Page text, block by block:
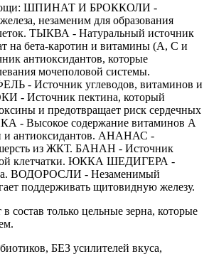
ШПИНАТ И БРОККОЛИ -
незаменим для образования
ТЫКВА - Натуральный источник
на бета-каротин и витамины (A, C и
антиоксидантов, которые
мочеполовой системы.
- Источник углеводов, витаминов и
- Источник пектина, который
и предотвращает риск сердечных
- Высокое содержание витаминов A
и антиоксидантов. АНАНАС -
из ЖКТ. БАНАН - Источник
клетчатки. ЮККА ШЕДИГЕРА -
ВОДОРОСЛИ - Незаменимый
поддерживать щитовидную железу.
состав только цельные зерна, которые
БЕЗ усилителей вкуса,